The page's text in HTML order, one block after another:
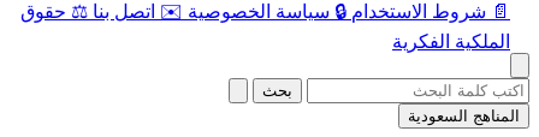
📄 شروط الاستخدام 🔒 سياسة الخصوصية ✉️ اتصل بنا ⚖️ حقوق
الملكية الفكرية
بحث
المناهج السعودية